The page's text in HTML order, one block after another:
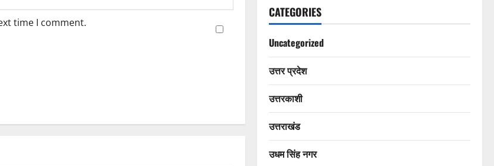
time I comment.
CATEGORIES
Uncategorized
उत्तर प्रदेश
उत्तरकाशी
उत्तराखंड
उधम सिंह नगर